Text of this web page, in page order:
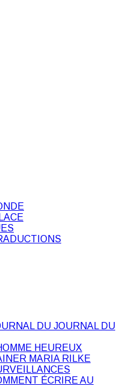
DU JOURNAL DU
HEUREUX
MARIA RILKE
ÉCRIRE AU